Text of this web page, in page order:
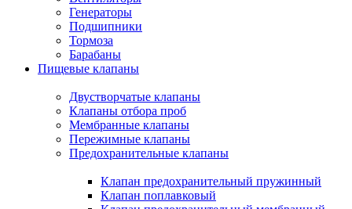
Генераторы
Подшипники
Тормоза
Барабаны
Пищевые клапаны
Двустворчатые клапаны
Клапаны отбора проб
Мембранные клапаны
Пережимные клапаны
Предохранительные клапаны
Клапан предохранительный пружинный
Клапан поплавковый